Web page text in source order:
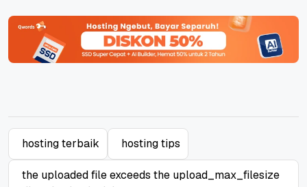
hosting terbaik hosting tips
the uploaded file exceeds the upload_max_filesize